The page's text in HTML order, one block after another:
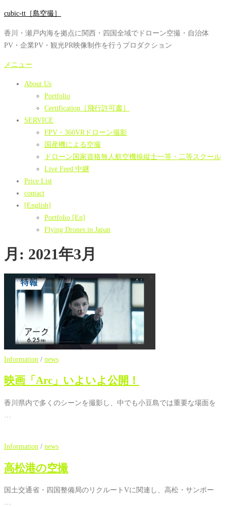
コ
テ
ン
ツ
cubic-tt［島空撮］
香川・瀬戸内海を拠点に関西・四国全域でドローン空撮・自治体
PV・企業PV・観光PR映像制作を行うプロダクション
メニュー
About Us
Portfolio
Certification［飛行許可書］
SERVICE
FPV・360VRドローン撮影
国産機による空撮
ドローン国家資格無人航空機操縦士一等・二等スクール
Live Feed 中継
Price List
contact
[English]
Portfolio [En]
Flying Drones in Japan
月: 2021年3月
Information / news
映画「Arc」いよいよ公開！
香川県内で多くのシーンを撮影し、中でも小豆島では重要な場面を
Information / news
高松港の空撮
国土交通省・四国整備局のリクルートVに関連し、高松・サンポー
…